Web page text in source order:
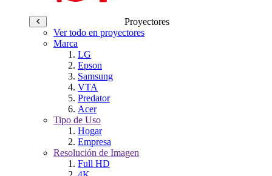
Proyectores
Ver todo en proyectores
Marca
LG
Epson
Samsung
VTA
Predator
Acer
Tipo de Uso
Hogar
Empresa
Resolución de Imagen
Full HD